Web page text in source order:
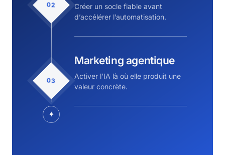
02
Créer un socle fiable avant
d’accélérer l’automatisation.
03
Marketing agentique
Activer l’IA là où elle produit une
valeur concrète.
✦